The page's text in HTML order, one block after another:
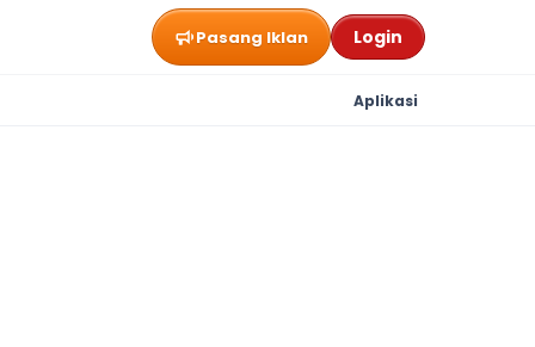
Pasang Iklan Login
Aplikasi